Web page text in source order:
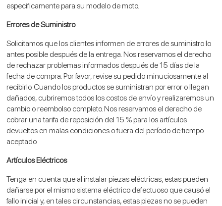
especificamente para su modelo de moto.
Errores de Suministro
Solicitamos que los clientes informen de errores de suministro lo
antes posible después de la entrega. Nos reservamos el derecho
de rechazar problemas informados después de 15 días de la
fecha de compra. Por favor, revise su pedido minuciosamente al
recibirlo. Cuando los productos se suministran por error o llegan
dañados, cubriremos todos los costos de envío y realizaremos un
cambio o reembolso completo. Nos reservamos el derecho de
cobrar una tarifa de reposición del 15 % para los artículos
devueltos en malas condiciones o fuera del período de tiempo
aceptado.
Artículos Eléctricos
Tenga en cuenta que al instalar piezas eléctricas, estas pueden
dañarse por el mismo sistema eléctrico defectuoso que causó el
fallo inicial y, en tales circunstancias, estas piezas no se pueden